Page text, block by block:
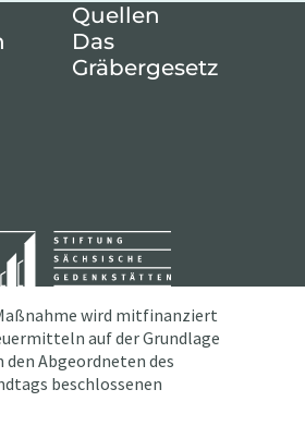
Quellen
Das
Gräbergesetz
wird mitfinanziert
auf der Grundlage
den Abgeordneten des
beschlossenen